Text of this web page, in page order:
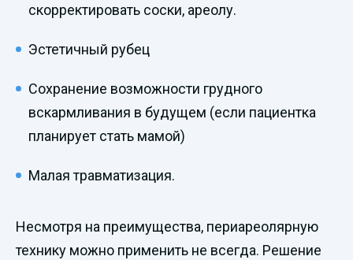
скорректировать соски, ареолу.
Эстетичный рубец
Сохранение возможности грудного
вскармливания в будущем (если пациентка
планирует стать мамой)
Малая травматизация.
Несмотря на преимущества, периареолярную
технику можно применить не всегда. Решение